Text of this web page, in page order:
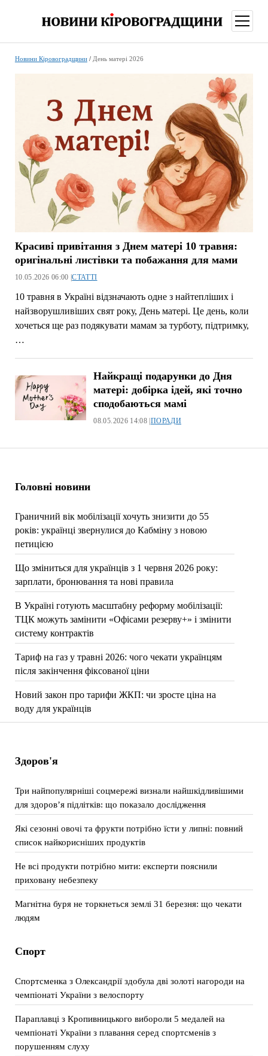
меню
Головні новини
Граничний вік мобілізації хочуть знизити до 55
років: українці звернулися до Кабміну з новою
петицією
Що зміниться для українців з 1 червня 2026 року:
зарплати, бронювання та нові правила
В Україні готують масштабну реформу мобілізації:
ТЦК можуть замінити «Офісами резерву+» і змінити
систему контрактів
Тариф на газ у травні 2026: чого чекати українцям
після закінчення фіксованої ціни
Новий закон про тарифи ЖКП: чи зросте ціна на
воду для українців
Новини Кіровоградщини/ День матері 2026
Красиві привітання з Днем матері 10 травня:
оригінальні листівки та побажання для мами
10.05.2026 06:00 |СТАТТІ
10 травня в Україні відзначають одне з найтепліших і
найзворушливіших свят року, День матері. Це день, коли
хочеться ще раз подякувати мамам за турботу, підтримку,
…
Найкращі подарунки до Дня
матері: добірка ідей, які точно
сподобаються мамі
08.05.2026 14:08 | ПОРАДИ
Здоров'я
Три найпопулярніші соцмережі визнали найшкідливішими
для здоров’я підлітків: що показало дослідження
Які сезонні овочі та фрукти потрібно їсти у липні: повний
список найкорисніших продуктів
Не всі продукти потрібно мити: експерти пояснили
приховану небезпеку
Магнітна буря не торкнеться землі 31 березня: що чекати
людям
Спорт
Спортсменка з Олександрії здобула дві золоті нагороди на
чемпіонаті України з велоспорту
Параплавці з Кропивницького вибороли 5 медалей на
чемпіонаті України з плавання серед спортсменів з
порушенням слуху